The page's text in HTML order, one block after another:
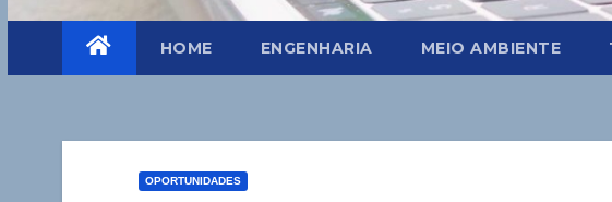
HOME ENGENHARIA MEIO AMBIENTE
OPORTUNIDADES